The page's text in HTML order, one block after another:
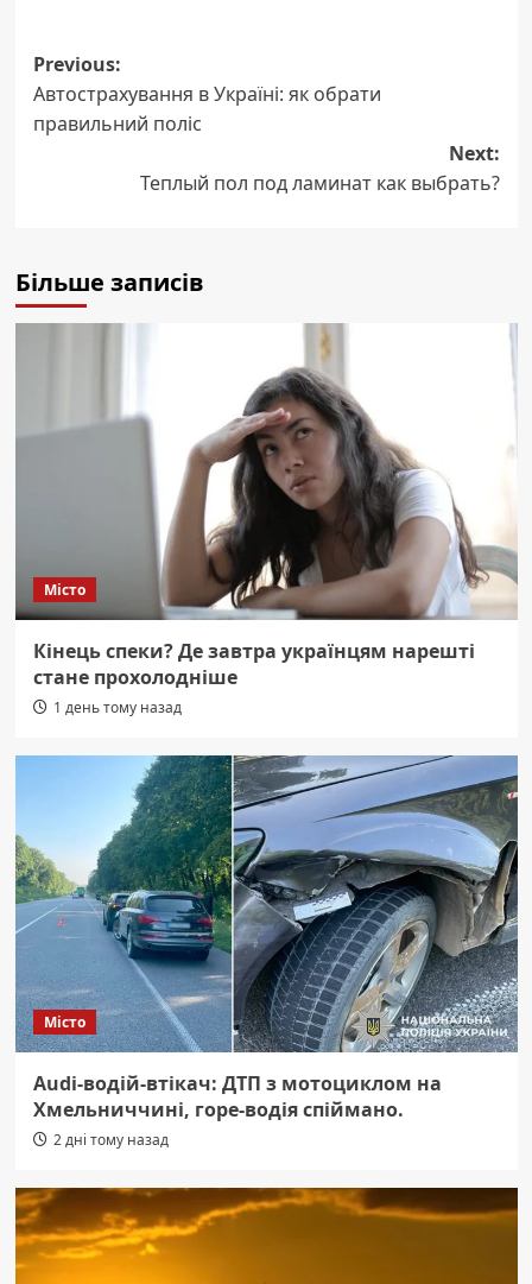
Post
navigation
Previous:
Автострахування в Україні: як обрати
правильний поліс
Next:
Теплый пол под ламинат как выбрать?
Більше записів
Місто
Кінець спеки? Де завтра українцям нарешті
стане прохолодніше
1 день тому назад
Місто
Audi-водій-втікач: ДТП з мотоциклом на
Хмельниччині, горе-водія спіймано.
2 дні тому назад